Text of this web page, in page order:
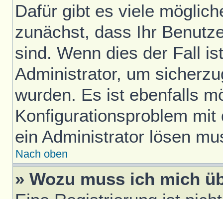
Dafür gibt es viele
zunächst, dass Ihr
sind. Wenn dies der Fall
Administrator, um
wurden. Es ist ebenfalls
Konfigurationsproblem
ein Administrator lösen
Nach oben
» Wozu muss ich mich